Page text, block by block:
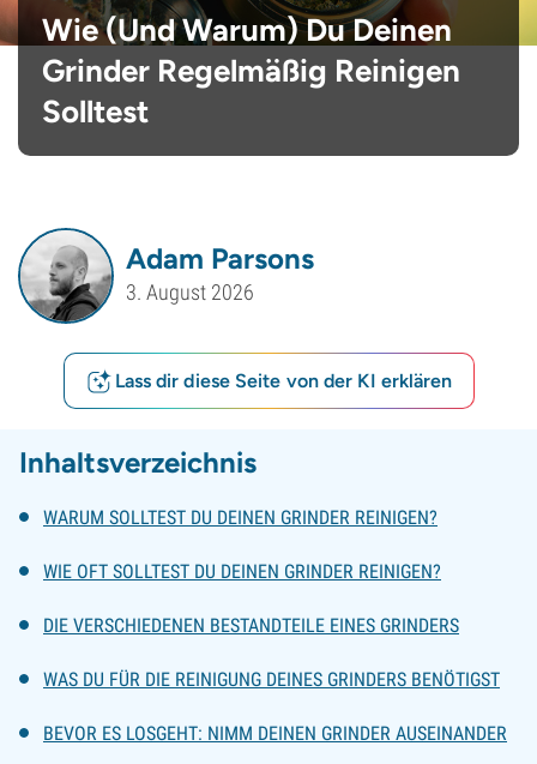
Wie (Und Warum) Du Deinen
Grinder Regelmäßig Reinigen
Solltest
Adam Parsons
3. August 2026
Lass dir diese Seite von der KI erklären
Inhaltsverzeichnis
WARUM SOLLTEST DU DEINEN GRINDER REINIGEN?
WIE OFT SOLLTEST DU DEINEN GRINDER REINIGEN?
DIE VERSCHIEDENEN BESTANDTEILE EINES GRINDERS
WAS DU FÜR DIE REINIGUNG DEINES GRINDERS BENÖTIGST
BEVOR ES LOSGEHT: NIMM DEINEN GRINDER AUSEINANDER